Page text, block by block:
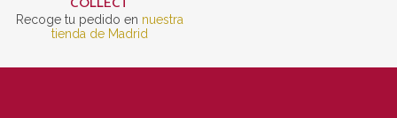
COLLECT
Recoge tu pedido en nuestra
tienda de Madrid